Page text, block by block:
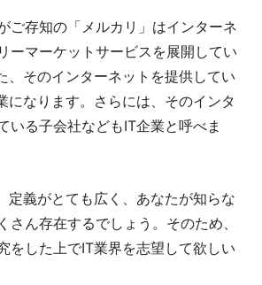
ご存知の「メルカリ」はインターネ
ーマーケットサービスを展開してい
、そのインターネットを提供してい
になります。さらには、そのインタ
いる子会社などもIT企業と呼べま
定義がとても広く、あなたが知らな
さん存在するでしょう。そのため、
をした上でIT業界を志望して欲しい